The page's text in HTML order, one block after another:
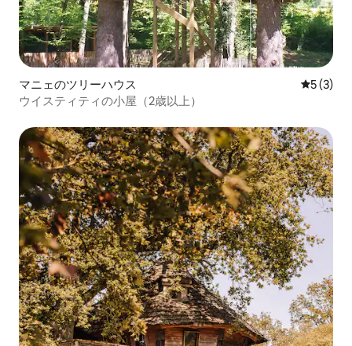
マニェのツリーハウス レビュー
5 (3)
ウイスティティの小屋（2歳以上）